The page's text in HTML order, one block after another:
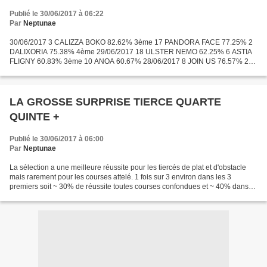
Publié le 30/06/2017 à 06:22
Par Neptunae
30/06/2017 3 CALIZZA BOKO 82.62% 3ème 17 PANDORA FACE 77.25% 2
DALIXORIA 75.38% 4ème 29/06/2017 18 ULSTER NEMO 62.25% 6 ASTIA
FLIGNY 60.83% 3ème 10 ANOA 60.67% 28/06/2017 8 JOIN US 76.57% 2
LA GROSSE SURPRISE TIERCE QUARTE
QUINTE +
Publié le 30/06/2017 à 06:00
Par Neptunae
La sélection a une meilleure réussite pour les tiercés de plat et d'obstacle
mais rarement pour les courses attelé. 1 fois sur 3 environ dans les 3
premiers soit ~ 30% de réussite toutes courses confondues et ~ 40% dans